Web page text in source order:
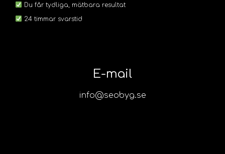
Du får tydliga, mätbara resultat
24 timmar svarstid
E-mail
info@seobyg.se